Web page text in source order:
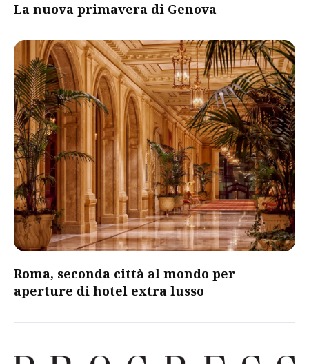
La nuova primavera di Genova
Roma, seconda città al mondo per
aperture di hotel extra lusso